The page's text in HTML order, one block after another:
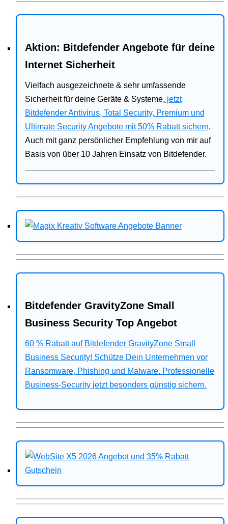
Aktion: Bitdefender Angebote für deine
Internet Sicherheit
Vielfach ausgezeichnete & sehr umfassende
Sicherheit für deine Geräte & Systeme, jetzt
Bitdefender Antivirus, Total Security, Premium und
Ultimate Security Angebote mit 50% Rabatt sichern.
Auch mit ganz persönlicher Empfehlung von mir auf
Basis von über 10 Jahren Einsatz von Bitdefender.
Bitdefender GravityZone Small
Business Security Top Angebot
60 % Rabatt auf Bitdefender GravityZone Small
Business Security! Schütze Dein Unternehmen vor
Ransomware, Phishing und Malware. Professionelle
Business-Security jetzt besonders günstig sichern.